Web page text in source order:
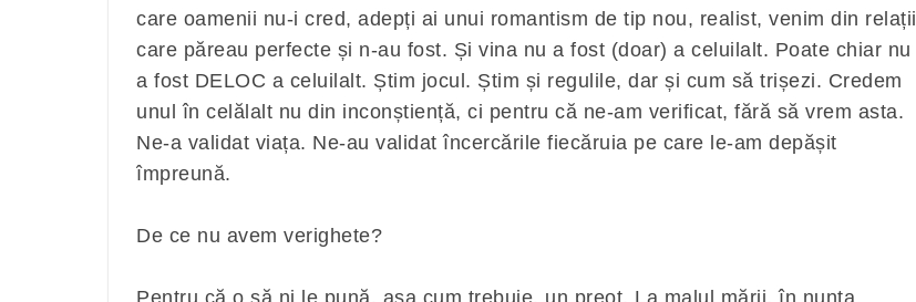
care oamenii nu-i cred, adepți ai unui romantism de tip nou, realist, venim din relații
care păreau perfecte și n-au fost. Și vina nu a fost (doar) a celuilalt. Poate chiar nu
a fost DELOC a celuilalt. Știm jocul. Știm și regulile, dar și cum să trișezi. Credem
unul în celălalt nu din inconștiență, ci pentru că ne-am verificat, fără să vrem asta.
Ne-a validat viața. Ne-au validat încercările fiecăruia pe care le-am depășit
împreună.
De ce nu avem verighete?
Pentru că o să ni le pună, așa cum trebuie, un preot. La malul mării, în nunta